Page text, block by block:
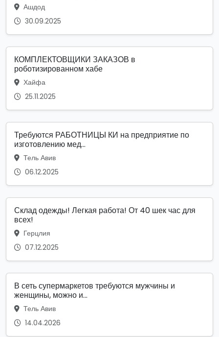
Ашдод
30.09.2025
КОМПЛЕКТОВЩИКИ ЗАКАЗОВ в
роботизированном хабе
Хайфа
25.11.2025
Требуются РАБОТНИЦЫ КИ на предприятие по
изготовлению мед...
Тель Авив
06.12.2025
Склад одежды! Легкая работа! От 40 шек час для
всех!
Герцлия
07.12.2025
В сеть супермаркетов требуются мужчины и
женщины, можно и...
Тель Авив
14.04.2026